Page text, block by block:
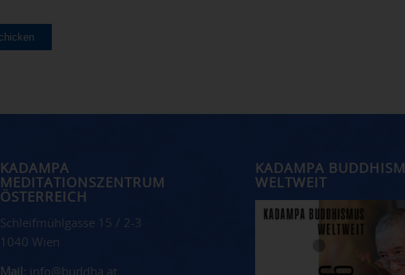
KADAMPA
MEDITATIONSZENTRUM
ÖSTERREICH
Schleifmühlgasse 15 / 2-3
1040 Wien
Mail: info@buddha.at
KADAMPA
WELTWEIT